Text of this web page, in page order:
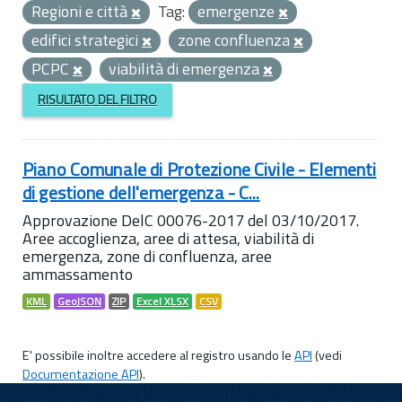
Regioni e città
Tag: emergenze
edifici strategici
zone confluenza
PCPC
viabilità di emergenza
RISULTATO DEL FILTRO
Piano Comunale di Protezione Civile - Elementi
di gestione dell'emergenza - C...
Approvazione DelC 00076-2017 del 03/10/2017.
Aree accoglienza, aree di attesa, viabilità di
emergenza, zone di confluenza, aree
ammassamento
KML GeoJSON ZIP Excel XLSX CSV
E' possibile inoltre accedere al registro usando leAPI(vedi
Documentazione API).